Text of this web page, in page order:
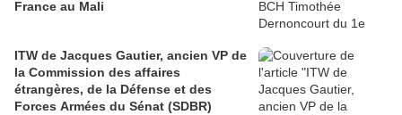
France au Mali
ITW de Jacques Gautier, ancien VP de
la Commission des affaires
étrangères, de la Défense et des
Forces Armées du Sénat (SDBR)